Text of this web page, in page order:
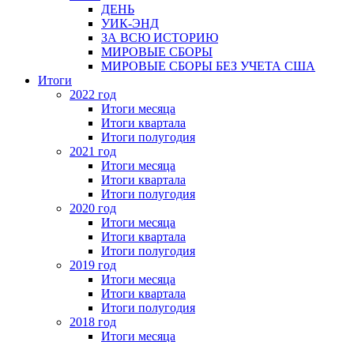
ДЕНЬ
УИК-ЭНД
ЗА ВСЮ ИСТОРИЮ
МИРОВЫЕ СБОРЫ
МИРОВЫЕ СБОРЫ БЕЗ УЧЕТА США
Итоги
2022 год
Итоги месяца
Итоги квартала
Итоги полугодия
2021 год
Итоги месяца
Итоги квартала
Итоги полугодия
2020 год
Итоги месяца
Итоги квартала
Итоги полугодия
2019 год
Итоги месяца
Итоги квартала
Итоги полугодия
2018 год
Итоги месяца